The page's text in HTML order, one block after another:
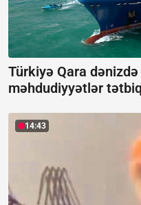
Türkiyə Qara
məhdudiyyətlər
14:43